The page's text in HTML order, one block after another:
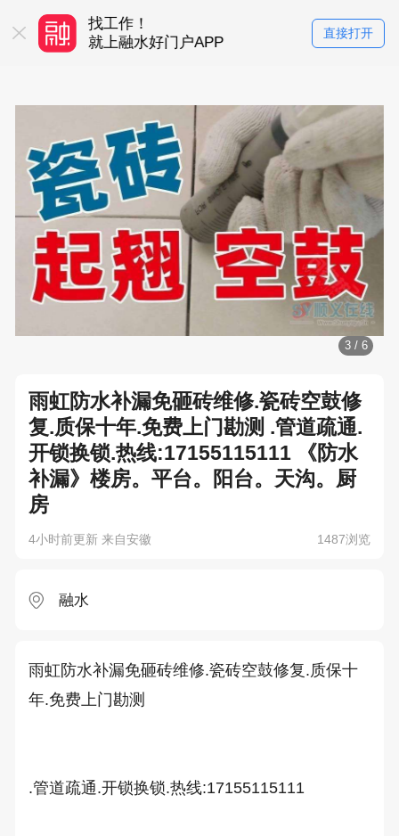
平台
找工作！
就上融水好门户APP
买房卖房！
就上融水好门
直接打开
3/ 6
雨虹防水补漏免砸砖维修.瓷砖空鼓修
复.质保十年.免费上门勘测 .管道疏通.
开锁换锁.热线:17155115111 《防水
补漏》楼房。平台。阳台。天沟。厨
房
4小时前更新 来自安徽 1487浏览
融水
雨虹防水补漏免砸砖维修.瓷砖空鼓修复.质保十
年.免费上门勘测
.管道疏通.开锁换锁.热线:17155115111